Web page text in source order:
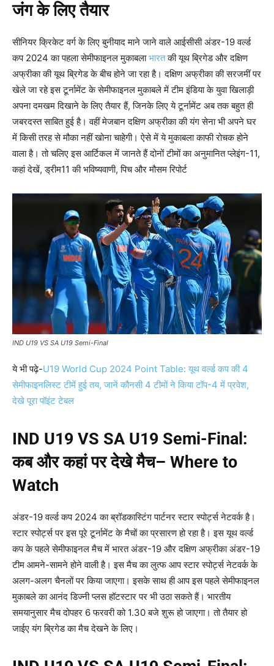
जंग के लिए तैयार
सीनियर क्रिकेट वर्ग के लिए बुनीयाद माने जाने वाले आईसीसी अंडर-19 वर्ल्ड
कप 2024 का पहला सेमीफाइनल मुकाबलाभारतकी यूथ ब्रिगेड और दक्षिण
अफ्रीका की यूथ ब्रिगेड के बीच होने जा रहा है। दक्षिण अफ्रीका की सरजमीं पर
खेले जा रहे इस टूर्नामेंट के सेमीफाइनल मुकाबले में टीम इंडिया के युवा खिलाड़ी
अपना दमखम दिखाने के लिए तैयार हैं, जिनके लिए ये टूर्नामेंट अब तक बहुत ही
जबरदस्त साबित हुई है। वहीं मेजबान दक्षिण अफ्रीका की यंग सेना भी अपने घर
में किसी तरह से मौका नहीं खोना चाहेगी। ऐसे में ये मुकाबला काफी रोचक होने
वाला है। तो चलिए इस आर्टिकल में जानते हैं दोनों टीमों का अनुमानित प्लेइंग-11,
कहां देखें, ड्रीम11 की भविष्यवाणी, पिच और मौसम रिपोर्ट
IND U19 VS SA U19 Semi-Final
ये भी पढ़े-U19 World Cup 2024 Point Table: यूथ वर्ल्ड कप की 4
सेमीफाइनलिस्ट टीमें हुई तय, जानें कौनसी 4 टीमों ने किया टॉप-4 में प्रवेश,
देखे पूरा पॉइंट टेबल
IND U19 VS SA U19 Semi-Final:
कब और कहां पर देखे मैच– Where to
Watch
अंडर-19 वर्ल्ड कप 2024 का ब्रॉडकास्टिंग पार्टनर स्टार स्पोर्ट्स नेटवर्क है।
स्टार स्पोर्ट्स पर इस पूरे टूर्नामेंट के मैचों का प्रसारण हो रहा है। इस यूथ वर्ल्ड
कप के पहले सेमीफाइनल मैच में भारत अंडर-19 और दक्षिण अफ्रीका अंडर-19
टीम आमने-सामने होने वाली है। इस मैच का लुत्फ आप स्टार स्पोर्ट्स नेटवर्क के
अलग-अलग चैनलों पर किया जाएगा। इसके साथ ही आप इस पहले सेमीफाइनल
मुकाबले का आनंद डिज्नी प्लस हॉटस्टार पर भी उठा सकते हैं। भारतीय
समयानुसार मैच दोपहर 6 फरवरी को 1.30 बजे शुरू हो जाएगा। तो तैयार हो
जाईए यंग ब्रिगेड का मैच देखने के लिए।